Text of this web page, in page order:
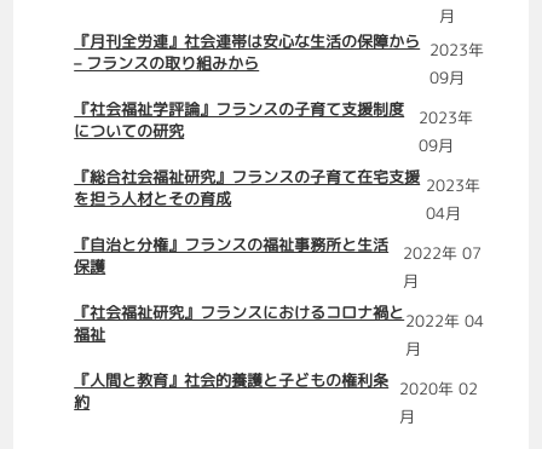
月
『月刊全労連』社会連帯は安心な生活の保障から
– フランスの取り組みから
2023年
09月
『社会福祉学評論』フランスの子育て支援制度
についての研究
2023年
09月
『総合社会福祉研究』フランスの子育て在宅支援
を担う人材とその育成
2023年
04月
『自治と分権』フランスの福祉事務所と生活
保護
2022年 07
月
『社会福祉研究』フランスにおけるコロナ禍と
福祉
2022年 04
月
『人間と教育』社会的養護と子どもの権利条
約
2020年 02
月